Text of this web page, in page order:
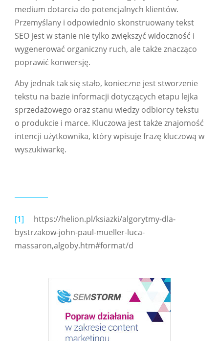
medium dotarcia do potencjalnych klientów.
Przemyślany i odpowiednio skonstruowany tekst
SEO jest w stanie nie tylko zwiększyć widoczność i
wygenerować organiczny ruch, ale także znacząco
poprawić konwersję.
Aby jednak tak się stało, konieczne jest stworzenie
tekstu na bazie informacji dotyczących etapu lejka
sprzedażowego oraz stanu wiedzy odbiorcy tekstu
o produkcie i marce. Kluczowa jest także znajomość
intencji użytkownika, który wpisuje frazę kluczową w
wyszukiwarkę.
[1] https://helion.pl/ksiazki/algorytmy-dla-
bystrzakow-john-paul-mueller-luca-
massaron,algoby.htm#format/d